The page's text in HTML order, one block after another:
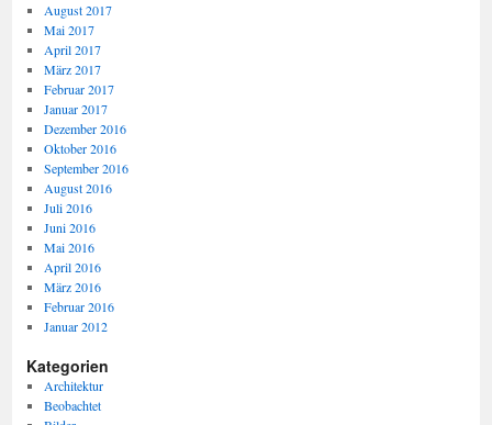
August 2017
Mai 2017
April 2017
März 2017
Februar 2017
Januar 2017
Dezember 2016
Oktober 2016
September 2016
August 2016
Juli 2016
Juni 2016
Mai 2016
April 2016
März 2016
Februar 2016
Januar 2012
Kategorien
Architektur
Beobachtet